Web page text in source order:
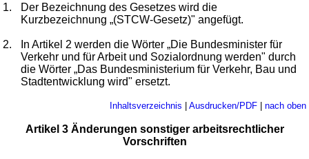
1.
Der Bezeichnung des Gesetzes wird die
Kurzbezeichnung „(STCW-Gesetz)" angefügt.
2.
In Artikel 2 werden die Wörter „Die Bundesminister für
Verkehr und für Arbeit und Sozialordnung werden" durch
die Wörter „Das Bundesministerium für Verkehr, Bau und
Stadtentwicklung wird" ersetzt.
Inhaltsverzeichnis | Ausdrucken/PDF| nach oben
Artikel 3 Änderungen sonstiger arbeitsrechtlicher
Vorschriften